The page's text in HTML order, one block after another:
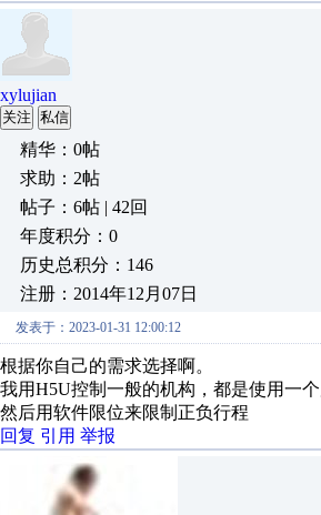
xylujian
关注 私信
精华：0帖
求助：2帖
帖子：6帖 | 42回
年度积分：0
历史总积分：146
注册：2014年12月07日
发表于：2023-01-31 12:00:12
根据你自己的需求选择啊。
我用H5U控制一般的机构，都是使用一个
然后用软件限位来限制正负行程
回复 引用 举报